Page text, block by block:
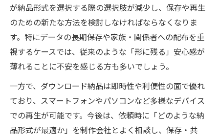
動画制作依頼で安心できるダウンロード納
品のコツ
ダウンロード納品へ動画制作依頼で求めら
れる準備
Blu-ray生産終了の理由と今後の動画保存戦略
動画制作依頼時に知るべき生産終了の理由
ブルーレイ生産終了なぜ起きたかを徹底解
説
今後の動画保存戦略を動画制作依頼で考え
が納品形式を選択する際の選択肢が減少し、保存や再生
のための新たな方法を検討しなければならなくなりま
す。特にデータの長期保存や家族・関係者への配布を重
視するケースでは、従来のような「形に残る」安心感が
薄れることに不安を感じる方も多いでしょう。
一方で、ダウンロード納品は即時性や利便性の面で優れ
ており、スマートフォンやパソコンなど多様なデバイス
での再生が可能です。今後は、依頼時に「どのような納
品形式が最適か」を制作会社とよく相談し、保存・共